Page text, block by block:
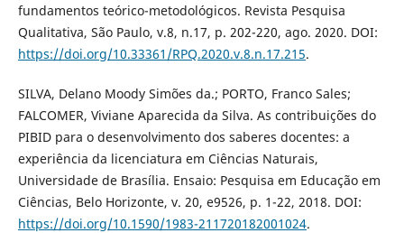
fundamentos teórico-metodológicos. Revista Pesquisa
Qualitativa, São Paulo, v.8, n.17, p. 202-220, ago. 2020. DOI:
https://doi.org/10.33361/RPQ.2020.v.8.n.17.215.
SILVA, Delano Moody Simões da.; PORTO, Franco Sales;
FALCOMER, Viviane Aparecida da Silva. As contribuições do
PIBID para o desenvolvimento dos saberes docentes: a
experiência da licenciatura em Ciências Naturais,
Universidade de Brasília. Ensaio: Pesquisa em Educação em
Ciências, Belo Horizonte, v. 20, e9526, p. 1-22, 2018. DOI:
https://doi.org/10.1590/1983-211720182001024.